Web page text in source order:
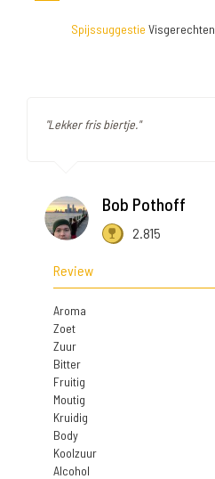
Spijssuggestie Visgerechten
"Lekker fris biertje."
Bob Pothoff
2.815
Review
Aroma
Zoet
Zuur
Bitter
Fruitig
Moutig
Kruidig
Body
Koolzuur
Alcohol